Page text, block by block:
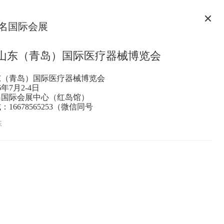
国际会展
东（青岛）国际医疗器械博览会
青岛）国际医疗器械博览会
7月2-4日
际会展中心（红岛馆）
16678565253（微信同号